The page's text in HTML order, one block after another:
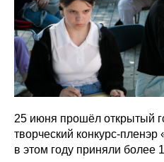
25 июня прошёл открытый
творческий конкурс-
в этом году приняли более